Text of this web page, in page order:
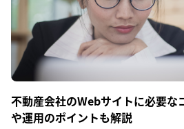
不動産会社のWebサイトに必要な
や運用のポイントも解説